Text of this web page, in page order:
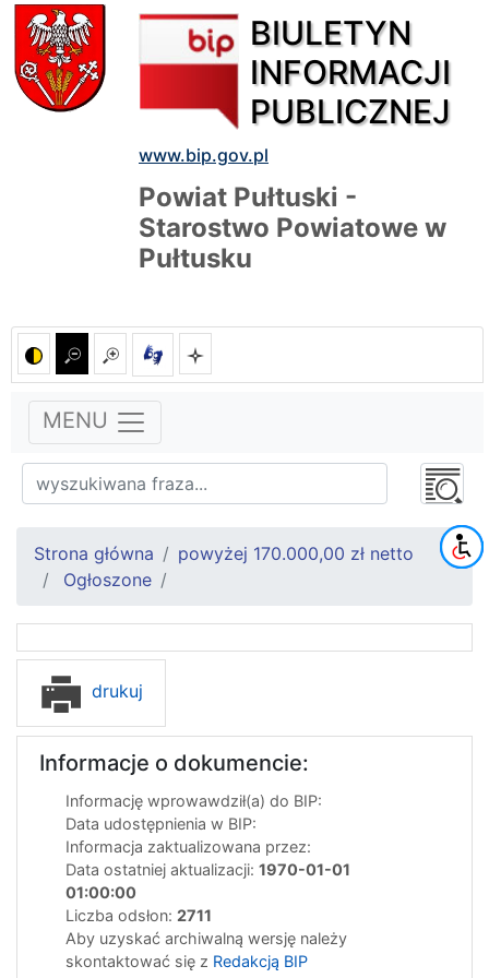
BIULETYN
INFORMACJI
PUBLICZNEJ
www.bip.gov.pl
Powiat Pułtuski -
Starostwo Powiatowe w
Pułtusku
MENU
Strona główna
powyżej 170.000,00 zł netto
Ogłoszone
drukuj
Informacje o dokumencie:
Informację wprowawdził(a) do BIP:
Data udostępnienia w BIP:
Informacja zaktualizowana przez:
Data ostatniej aktualizacji: 1970-01-01
01:00:00
Liczba odsłon: 2711
Aby uzyskać archiwalną wersję należy
skontaktować się z Redakcją BIP